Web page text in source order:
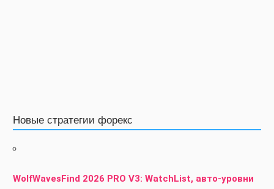
Новые стратегии форекс
WolfWavesFind 2026 PRO V3: WatchList, авто-уровни